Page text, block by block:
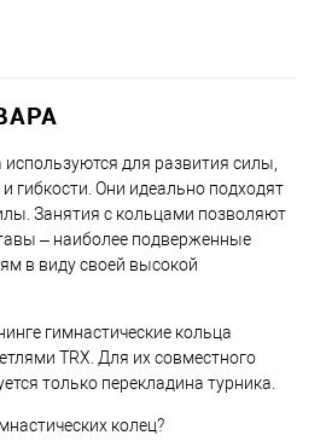
используются для развития силы,
гибкости. Они идеально подходят
Занятия с кольцами позволяют
– наиболее подверженные
в виду своей высокой
гимнастические кольца
TRX. Для их совместного
только перекладина турника.
колец?